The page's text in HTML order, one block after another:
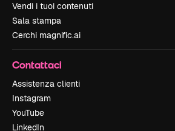
Vendi i tuoi contenuti
Sala stampa
Cerchi magnific.ai
Contattaci
Assistenza clienti
Instagram
YouTube
LinkedIn